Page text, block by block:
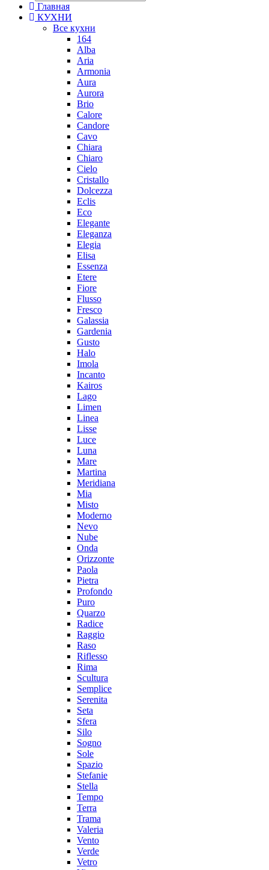
Главная
КУХНИ
Все кухни
164
Alba
Aria
Armonia
Aura
Aurora
Brio
Calore
Candore
Cavo
Chiara
Chiaro
Cielo
Cristallo
Dolcezza
Eclis
Eco
Elegante
Eleganza
Elegia
Elisa
Essenza
Etere
Fiore
Flusso
Fresco
Galassia
Gardenia
Gusto
Halo
Imola
Incanto
Kairos
Lago
Limen
Linea
Lisse
Luce
Luna
Mare
Martina
Meridiana
Mia
Misto
Moderno
Nevo
Nube
Onda
Orizzonte
Paola
Pietra
Profondo
Puro
Quarzo
Radice
Raggio
Raso
Riflesso
Rima
Scultura
Semplice
Serenita
Seta
Sfera
Silo
Sogno
Sole
Spazio
Stefanie
Stella
Tempo
Terra
Trama
Valeria
Vento
Verde
Vetro